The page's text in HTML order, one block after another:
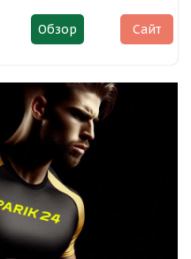
Обзор Сайт